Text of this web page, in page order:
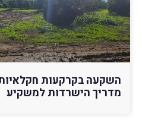
מדריך הישרדות למשקיע